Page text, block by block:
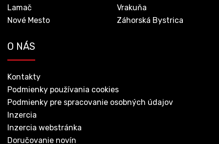
Lamač
Nové Mesto
Vrakuňa
Záhorská Bystrica
O NÁS
Kontakty
Podmienky používania cookies
Podmienky pre spracovanie osobných údajov
Inzercia
Inzercia webstránka
Doručovanie novín